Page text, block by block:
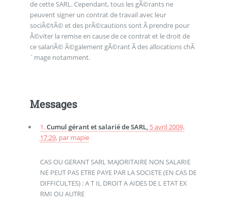
de cette SARL. Cependant, tous les gÃ©rants ne
peuvent signer un contrat de travail avec leur
sociÃ©tÃ© et des prÃ©cautions sont Ã prendre pour
Ã©viter la remise en cause de ce contrat et le droit de
ce salariÃ© Ã©galement gÃ©rant Ã des allocations chÃ
´mage notamment.
Messages
1.Cumul gérant et salarié de SARL, 5 avril 2009,
17:29, par mapie
CAS OU GERANT SARL MAJORITAIRE NON SALARIE
NE PEUT PAS ETRE PAYE PAR LA SOCIETE (EN CAS DE
DIFFICULTES) : A T IL DROIT A AIDES DE L ETAT EX
RMI OU AUTRE